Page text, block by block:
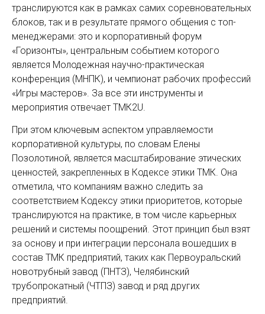
транслируются как в рамках самих соревновательных
блоков, так и в результате прямого общения с топ-
менеджерами: это и корпоративный форум
«Горизонты», центральным событием которого
является Молодежная научно-практическая
конференция (МНПК), и чемпионат рабочих профессий
«Игры мастеров». За все эти инструменты и
мероприятия отвечает ТМК2U.
При этом ключевым аспектом управляемости
корпоративной культуры, по словам Елены
Позолотиной, является масштабирование этических
ценностей, закрепленных в Кодексе этики ТМК. Она
отметила, что компаниям важно следить за
соответствием Кодексу этики приоритетов, которые
транслируются на практике, в том числе карьерных
решений и системы поощрений. Этот принцип был взят
за основу и при интеграции персонала вошедших в
состав ТМК предприятий, таких как Первоуральский
новотрубный завод (ПНТЗ), Челябинский
трубопрокатный (ЧТПЗ) завод и ряд других
предприятий.